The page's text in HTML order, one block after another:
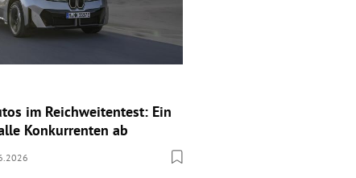
im Reichweitentest: Ein
Konkurrenten ab